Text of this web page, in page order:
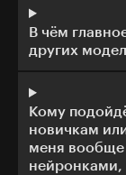
В чём
других
Кому
новичкам
меня вообще
нейронками,